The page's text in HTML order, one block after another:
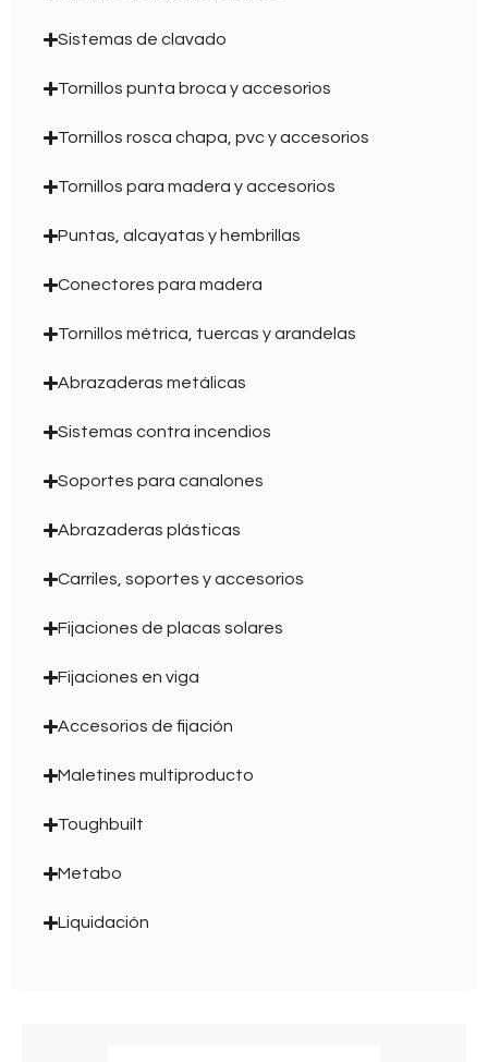
Sistemas de clavado
Tornillos punta broca y accesorios
Tornillos rosca chapa, pvc y accesorios
Tornillos para madera y accesorios
Puntas, alcayatas y hembrillas
Conectores para madera
Tornillos métrica, tuercas y arandelas
Abrazaderas metálicas
Sistemas contra incendios
Soportes para canalones
Abrazaderas plásticas
Carriles, soportes y accesorios
Fijaciones de placas solares
Fijaciones en viga
Accesorios de fijación
Maletines multiproducto
Toughbuilt
Metabo
Liquidación